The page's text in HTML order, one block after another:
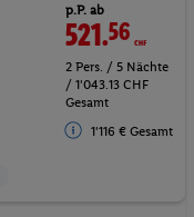
p.P. ab
521.56CHF
2 Pers. / 5 Nächte
/ 1'043.13 CHF
Gesamt
1'116 € Gesamt